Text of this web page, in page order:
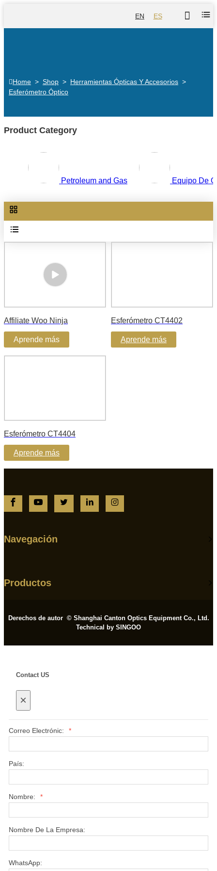
EN ES
Home > Shop > Herramientas Ópticas Y Accesorios >
Esferómetro Óptico
Product Category
Petroleum and Gas Equipo De
Affiliate Woo Ninja
Aprende más
Esferómetro CT4402
Aprende más
Esferómetro CT4404
Aprende más
Navegación
Productos
Derechos de autor © Shanghai Canton Optics Equipment Co., Ltd.
Technical by SINGOO
Contact US
×
Correo Electrónic: *
País:
Nombre: *
Nombre De La Empresa:
WhatsApp: